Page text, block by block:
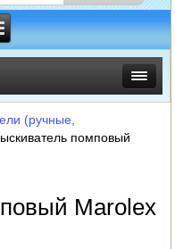
(ручные,
помповый
Marolex